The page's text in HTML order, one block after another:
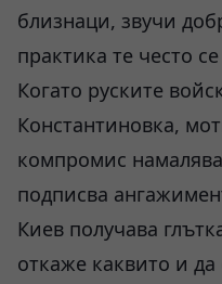
близнаци, звучи
практика те често
Когато руските
Константиновка,
компромис
подписва
Киев получава
откаже каквито и